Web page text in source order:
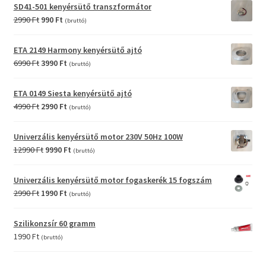
SD41-501 kenyérsütő transzformátor
2990Ft Original
990 FtCurrent
990 Ft.
(bruttó)
ETA 2149 Harmony kenyérsütő ajtó
6990Ft Original
was:
3990 FtCurrent
is:
3990 Ft.
(bruttó)
ETA 0149 Siesta kenyérsütő ajtó
4990Ft Original
was:
2990 FtCurrent
2990 Ft.
(bruttó)
Univerzális kenyérsütő motor 230V 50Hz 100W
12990Ft Original
was:
12990 Ft.
9990 FtCurrent
is:
9990 Ft.
(bruttó)
Univerzális kenyérsütő motor fogaskerék 15 fogszám
2990Ft Original
was:
1990 FtCurrent
1990 Ft.
(bruttó)
Szilikonzsír 60 gramm
1990Ft (bruttó)